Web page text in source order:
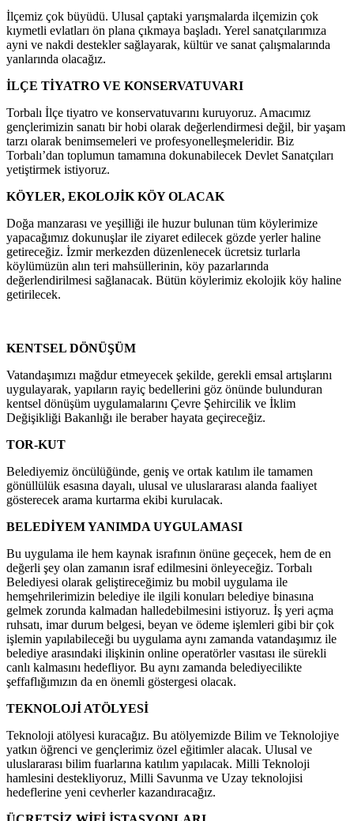
İlçemiz çok büyüdü. Ulusal çaptaki yarışmalarda ilçemizin çok
kıymetli evlatları ön plana çıkmaya başladı. Yerel sanatçılarımıza
ayni ve nakdi destekler sağlayarak, kültür ve sanat çalışmalarında
yanlarında olacağız.
İLÇE TİYATRO VE KONSERVATUVARI
Torbalı İlçe tiyatro ve konservatuvarını kuruyoruz. Amacımız
gençlerimizin sanatı bir hobi olarak değerlendirmesi değil, bir yaşam
tarzı olarak benimsemeleri ve profesyonelleşmeleridir. Biz
Torbalı’dan toplumun tamamına dokunabilecek Devlet Sanatçıları
yetiştirmek istiyoruz.
KÖYLER, EKOLOJİK KÖY OLACAK
Doğa manzarası ve yeşilliği ile huzur bulunan tüm köylerimize
yapacağımız dokunuşlar ile ziyaret edilecek gözde yerler haline
getireceğiz. İzmir merkezden düzenlenecek ücretsiz turlarla
köylümüzün alın teri mahsüllerinin, köy pazarlarında
değerlendirilmesi sağlanacak. Bütün köylerimiz ekolojik köy haline
getirilecek.
KENTSEL DÖNÜŞÜM
Vatandaşımızı mağdur etmeyecek şekilde, gerekli emsal artışlarını
uygulayarak, yapıların rayiç bedellerini göz önünde bulunduran
kentsel dönüşüm uygulamalarını Çevre Şehircilik ve İklim
Değişikliği Bakanlığı ile beraber hayata geçireceğiz.
TOR-KUT
Belediyemiz öncülüğünde, geniş ve ortak katılım ile tamamen
gönüllülük esasına dayalı, ulusal ve uluslararası alanda faaliyet
gösterecek arama kurtarma ekibi kurulacak.
BELEDİYEM YANIMDA UYGULAMASI
Bu uygulama ile hem kaynak israfının önüne geçecek, hem de en
değerli şey olan zamanın israf edilmesini önleyeceğiz. Torbalı
Belediyesi olarak geliştireceğimiz bu mobil uygulama ile
hemşehrilerimizin belediye ile ilgili konuları belediye binasına
gelmek zorunda kalmadan halledebilmesini istiyoruz. İş yeri açma
ruhsatı, imar durum belgesi, beyan ve ödeme işlemleri gibi bir çok
işlemin yapılabileceği bu uygulama aynı zamanda vatandaşımız ile
belediye arasındaki ilişkinin online operatörler vasıtası ile sürekli
canlı kalmasını hedefliyor. Bu aynı zamanda belediyecilikte
şeffaflığımızın da en önemli göstergesi olacak.
TEKNOLOJİ ATÖLYESİ
Teknoloji atölyesi kuracağız. Bu atölyemizde Bilim ve Teknolojiye
yatkın öğrenci ve gençlerimiz özel eğitimler alacak. Ulusal ve
uluslararası bilim fuarlarına katılım yapılacak. Milli Teknoloji
hamlesini destekliyoruz, Milli Savunma ve Uzay teknolojisi
hedeflerine yeni cevherler kazandıracağız.